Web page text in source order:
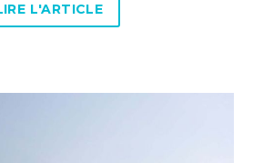
L'ARTICLE